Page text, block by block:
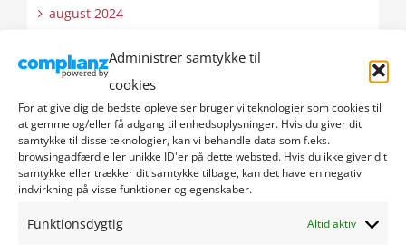
Administrer samtykke til
cookies
For at give dig de bedste oplevelser bruger vi teknologier som cookies til
at gemme og/eller få adgang til enhedsoplysninger. Hvis du giver dit
samtykke til disse teknologier, kan vi behandle data som f.eks.
browsingadfærd eller unikke ID'er på dette websted. Hvis du ikke giver dit
samtykke eller trækker dit samtykke tilbage, kan det have en negativ
indvirkning på visse funktioner og egenskaber.
Funktionsdygtig Altid aktiv
august 2024
juli 2024
juni 2024
maj 2024
april 2024
marts 2024